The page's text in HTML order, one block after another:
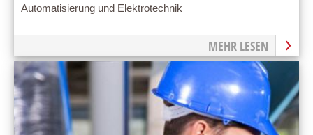
Automatisierung und Elektrotechnik
MEHR LESEN